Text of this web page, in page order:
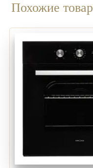
Похожие